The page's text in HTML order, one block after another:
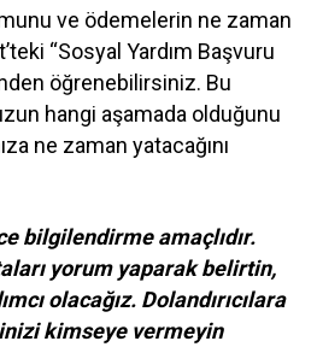
ve ödemelerin ne zaman
“Sosyal Yardım Başvuru
öğrenebilirsiniz. Bu
hangi aşamada olduğunu
ne zaman yatacağını
bilgilendirme amaçlıdır.
yorum yaparak belirtin,
olacağız. Dolandırıcılara
kimseye vermeyin